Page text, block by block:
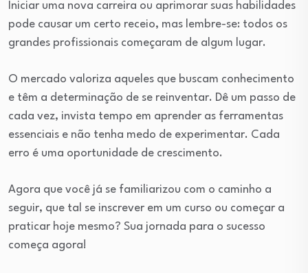
Iniciar uma nova carreira ou aprimorar suas habilidades
pode causar um certo receio, mas lembre-se: todos os
grandes profissionais começaram de algum lugar.
O mercado valoriza aqueles que buscam conhecimento
e têm a determinação de se reinventar. Dê um passo de
cada vez, invista tempo em aprender as ferramentas
essenciais e não tenha medo de experimentar. Cada
erro é uma oportunidade de crescimento.
Agora que você já se familiarizou com o caminho a
seguir, que tal se inscrever em um curso ou começar a
praticar hoje mesmo? Sua jornada para o sucesso
começa agora!